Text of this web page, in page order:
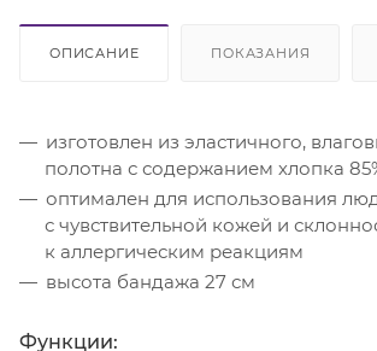
ОПИСАНИЕ ПОКАЗАНИЯ
изготовлен из эластичного,
полотна с содержанием хлопка
оптимален для использования
с чувствительной кожей и
к аллергическим реакциям
высота бандажа 27 см
Функции: